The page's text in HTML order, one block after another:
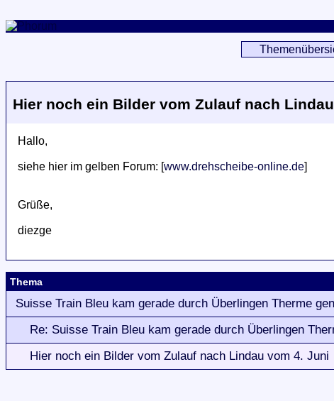
Hier noch ein Bilder vom Zulauf nach
Hallo,
siehe hier im gelben Forum: [www.drehscheibe-online.de]
Grüße,
diezge
Thema
Suisse Train Bleu kam gerade durch Überlingen Therme
Re: Suisse Train Bleu kam gerade durch Überlingen
Hier noch ein Bilder vom Zulauf nach Lindau vom 4. Juni